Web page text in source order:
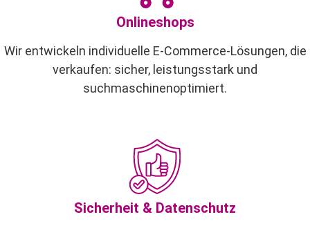
Onlineshops
Wir entwickeln individuelle E-Commerce-Lösungen, die
verkaufen: sicher, leistungsstark und
suchmaschinenoptimiert.
Sicherheit & Datenschutz